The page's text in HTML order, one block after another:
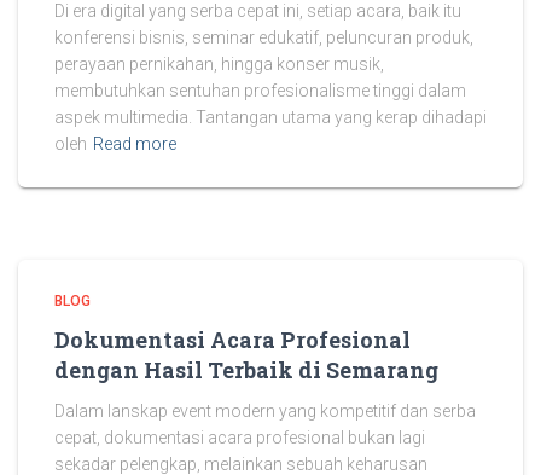
Di era digital yang serba cepat ini, setiap acara, baik itu
konferensi bisnis, seminar edukatif, peluncuran produk,
perayaan pernikahan, hingga konser musik,
membutuhkan sentuhan profesionalisme tinggi dalam
aspek multimedia. Tantangan utama yang kerap dihadapi
oleh Read more
BLOG
Dokumentasi Acara Profesional
dengan Hasil Terbaik di Semarang
Dalam lanskap event modern yang kompetitif dan serba
cepat, dokumentasi acara profesional bukan lagi
sekadar pelengkap, melainkan sebuah keharusan